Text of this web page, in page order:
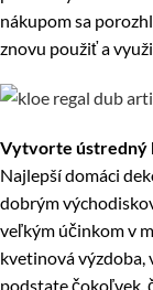
nákupom sa
znovu použiť a
Vytvorte ústredný
Najlepší domáci
dobrým
veľkým účinkom v
kvetinová výzdoba,
podstate čokoľvek,